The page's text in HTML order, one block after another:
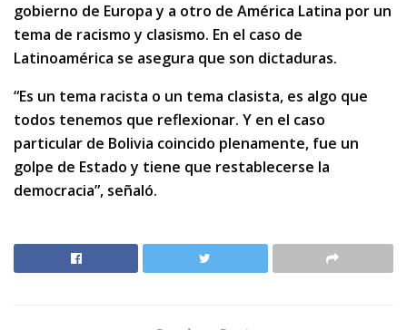
gobierno de Europa y a otro de América Latina por un
tema de racismo y clasismo. En el caso de
Latinoamérica se asegura que son dictaduras.
“Es un tema racista o un tema clasista, es algo que
todos tenemos que reflexionar. Y en el caso
particular de Bolivia coincido plenamente, fue un
golpe de Estado y tiene que restablecerse la
democracia”, señaló.